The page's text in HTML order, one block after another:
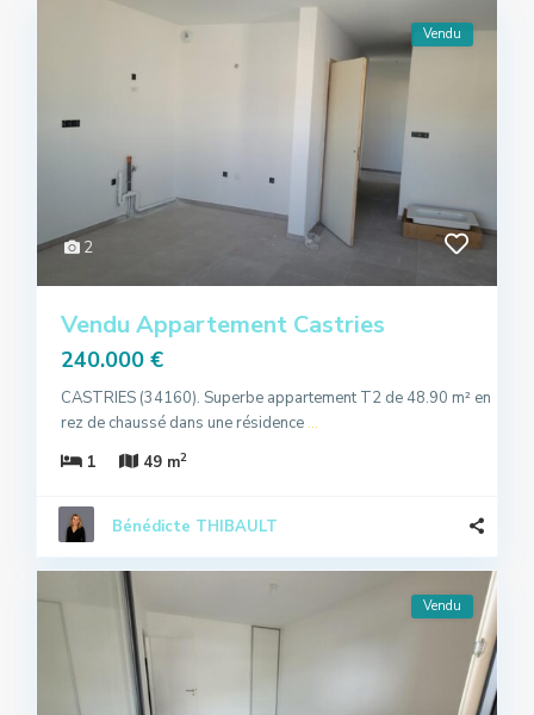
2
Vendu
Vendu Appartement Castries
240.000 €
CASTRIES (34160). Superbe appartement T2 de 48.90 m² en
rez de chaussé dans une résidence ...
1
49 m2
Bénédicte THIBAULT
Vendu